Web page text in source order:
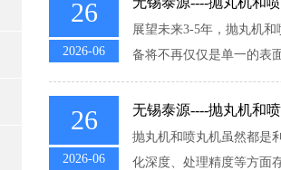
26
2026-06
展望未来3-5年，抛丸机
备将不再仅仅是单一的表
26
2026-06
无锡泰源----抛丸机和
抛丸机和喷丸机虽然都是
化深度、处理精度等方面